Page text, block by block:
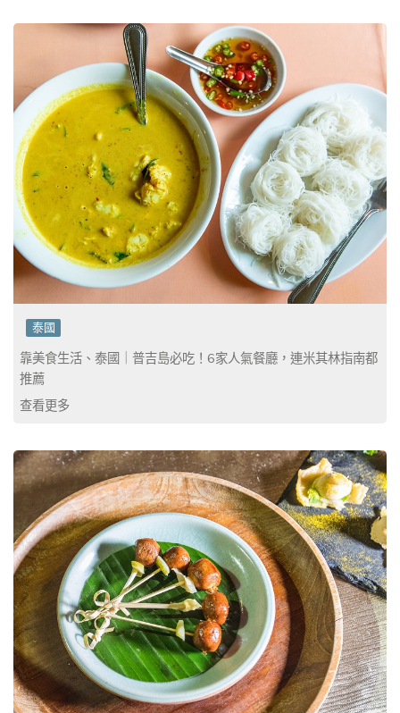
泰國
靠美食生活、泰國｜普吉島必吃！6家人氣餐廳，連米其林指南都
推薦
查看更多